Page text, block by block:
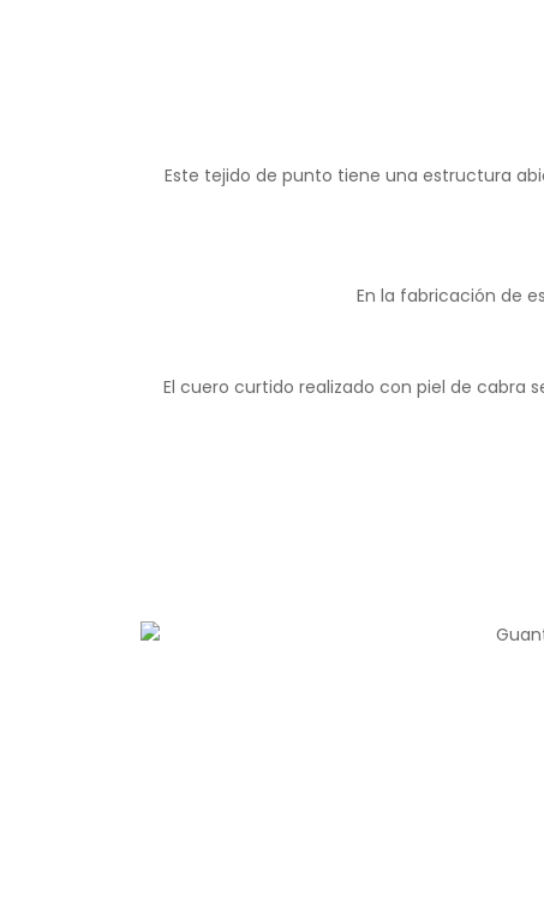
Este tejido de punto tiene una estructura
En la fabricación de
El cuero curtido realizado con piel de cabra